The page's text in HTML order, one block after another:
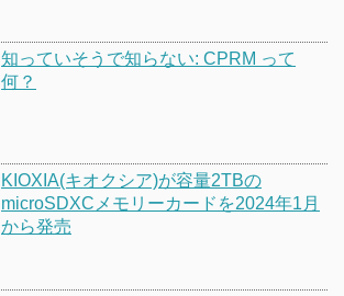
知っていそうで知らない: CPRM って
何？
KIOXIA(キオクシア)が容量2TBの
microSDXCメモリーカードを2024年1月
から発売